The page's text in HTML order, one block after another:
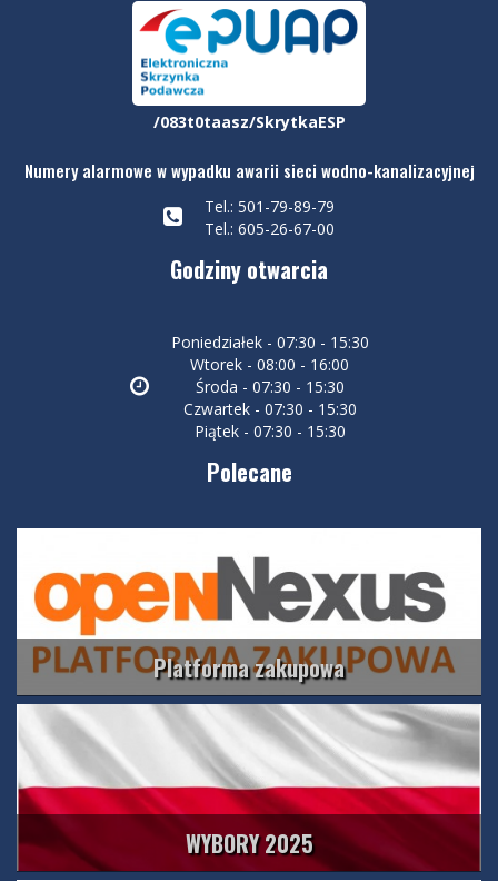
/083t0taasz/SkrytkaESP
Numery alarmowe w wypadku awarii sieci wodno-kanalizacyjnej
Tel.: 501-79-89-79
Tel.: 605-26-67-00
Godziny otwarcia
Poniedziałek - 07:30 - 15:30
Wtorek - 08:00 - 16:00
Środa - 07:30 - 15:30
Czwartek - 07:30 - 15:30
Piątek - 07:30 - 15:30
Polecane
Platforma zakupowa
WYBORY 2025